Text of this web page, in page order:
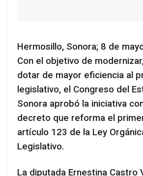
Hermosillo, Sonora; 8 de
Con el objetivo de
dotar de mayor eficiencia al
legislativo, el Congreso del
Sonora aprobó la iniciativa
decreto que reforma el
artículo 123 de la Ley
Legislativo.
La diputada Ernestina Castro